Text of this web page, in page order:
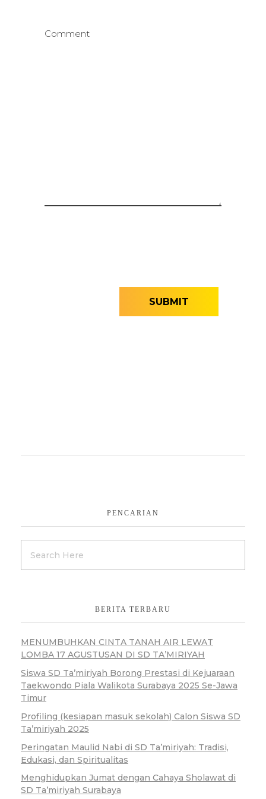
Comment
PENCARIAN
BERITA TERBARU
MENUMBUHKAN CINTA TANAH AIR LEWAT
LOMBA 17 AGUSTUSAN DI SD TA’MIRIYAH
Siswa SD Ta’miriyah Borong Prestasi di Kejuaraan
Taekwondo Piala Walikota Surabaya 2025 Se-Jawa
Timur
Profiling (kesiapan masuk sekolah) Calon Siswa SD
Ta’miriyah 2025
Peringatan Maulid Nabi di SD Ta’miriyah: Tradisi,
Edukasi, dan Spiritualitas
Menghidupkan Jumat dengan Cahaya Sholawat di
SD Ta’miriyah Surabaya